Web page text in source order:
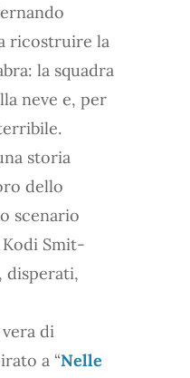
ricostruire la
la squadra
neve e, per
storia
dello
scenario
Smit-
disperati,
di
a “Nelle